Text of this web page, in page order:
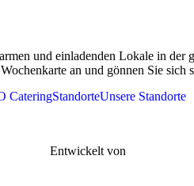
und einladenden Lokale in
an und gönnen Sie sich
CateringStandorteUnsere Standorte
Entwickelt von